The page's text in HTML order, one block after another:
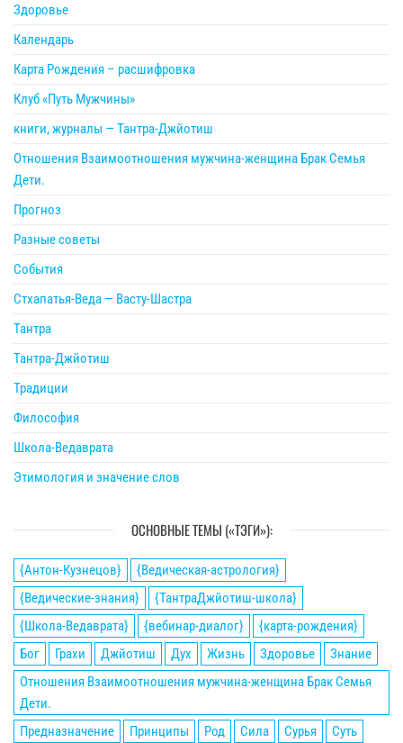
Здоровье
Календарь
Карта Рождения – расшифровка
Клуб «Путь Мужчины»
книги, журналы — Тантра-Джйотиш
Отношения Взаимоотношения мужчина-женщина Брак Семья
Дети.
Прогноз
Разные советы
События
Стхапатья-Веда — Васту-Шастра
Тантра
Тантра-Джйотиш
Традиции
Философия
Школа-Ведаврата
Этимология и значение слов
ОСНОВНЫЕ ТЕМЫ («ТЭГИ»):
{Антон-Кузнецов}
{Ведическая-астрология}
{Ведические-знания}
{ТантраДжйотиш-школа}
{Школа-Ведаврата}
{вебинар-диалог}
{карта-рождения}
Бог
Грахи Джйотиш Дух Жизнь Здоровье
Знание
Отношения Взаимоотношения мужчина-женщина Брак Семья
Дети.
Предназначение
Принципы Род Сила Сурья Суть